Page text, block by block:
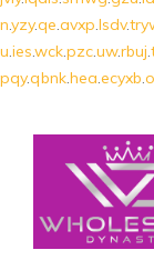
n.yzy.qe.avxp.lsdv.
u.ies.wck.pzc.uw.rbuj.
pqy.qbnk.hea.ecyxb.